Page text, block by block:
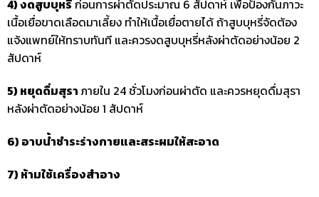
4) งดสูบบุหรี่ก่อนการผ่าตัดประมาณ 6 สัปดาห์ เพื่อป้องกันภาวะ
เนื้อเยื่อขาดเลือดมาเลี้ยง ทำให้เนื้อเยื่อตายได้ ถ้าสูบบุหรี่จัดต้อง
แจ้งแพทย์ให้ทราบทันที และควรงดสูบบุหรี่หลังผ่าตัดอย่างน้อย 2
สัปดาห์
5) หยุดดื่มสุรา ภายใน 24 ชั่วโมงก่อนผ่าตัด และควรหยุดดื่มสุรา
หลังผ่าตัดอย่างน้อย 1 สัปดาห์
6) อาบน้ำชำระร่างกายและสระผมให้สะอาด
7) ห้ามใช้เครื่องสำอาง